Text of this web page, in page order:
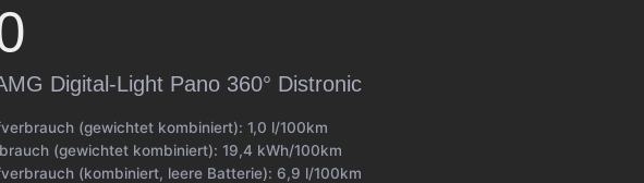
Digital-Light Pano 360° Distronic
(gewichtet kombiniert): 1,0 l/100km
(gewichtet kombiniert): 19,4 kWh/100km
(kombiniert, leere Batterie): 6,9 l/100km